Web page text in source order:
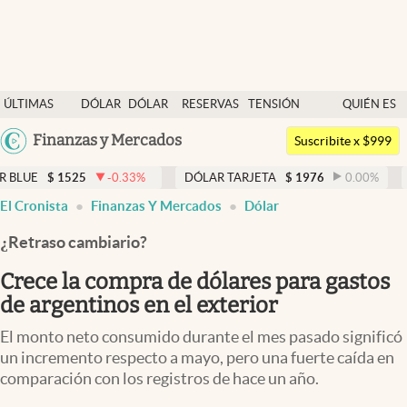
ÚLTIMAS
NOTICIAS
DÓLAR
DÓLAR
RESERVAS
TENSIÓN
GEOPOLÍTICA
QUIÉN ES
QUIÉN
Argentina
Uruguay
Finanzas y Mercados
Dólar
Members
Economía y Política
Finanzas y Mercados
Mercados Online
Negocios
Columnistas
Apertura
Suscribite x $999
-0.33% DÓLAR TARJETA $ 1976 0.00 % DÓLAR MEP
El Cronista Finanzas Y Mercados Dólar
¿Retraso cambiario?
Crece la compra de dólares para gastos
de argentinos en el exterior
El monto neto consumido durante el mes pasado significó
un incremento respecto a mayo, pero una fuerte caída en
comparación con los registros de hace un año.